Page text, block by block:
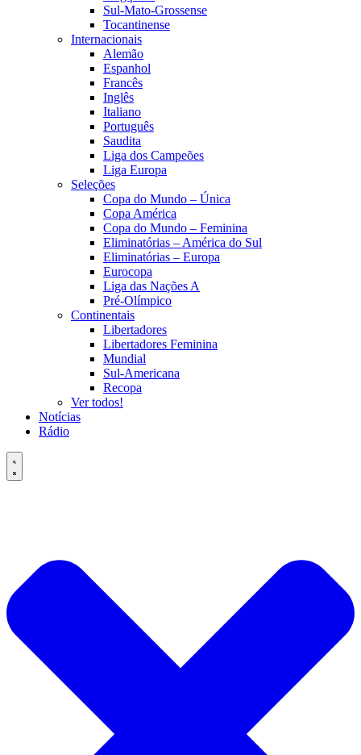
Sul-Mato-Grossense
Tocantinense
Internacionais
Alemão
Espanhol
Francês
Inglês
Italiano
Português
Saudita
Liga dos Campeões
Liga Europa
Seleções
Copa do Mundo – Única
Copa América
Copa do Mundo – Feminina
Eliminatórias – América do Sul
Eliminatórias – Europa
Eurocopa
Liga das Nações A
Pré-Olímpico
Continentais
Libertadores
Libertadores Feminina
Mundial
Sul-Americana
Recopa
Ver todos!
Notícias
Rádio